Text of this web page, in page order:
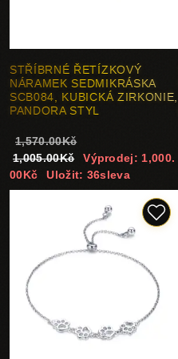
STŘÍBRNÉ ŘETÍZKOVÝ
NÁRAMEK SEDMIKRÁSKA
SCB084, KUBICKÁ ZIRKONIE,
PANDORA STYL
1,570.00Kč
1,005.00Kč
Výprodej: 1,000.
00Kč
Uložit: 36sleva